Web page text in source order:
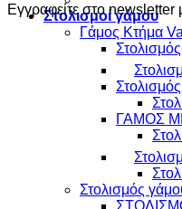
Στολισμοί γάμου
Γάμος Κτήμα
ΓΑΜΟΣ
Στολισμός
Εγγραφείτε στο newsletter